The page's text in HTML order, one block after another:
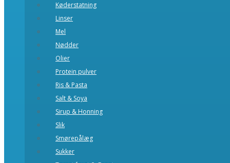
Køderstatning
Linser
Mel
Nødder
Olier
Protein pulver
Ris & Pasta
Salt & Soya
Sirup & Honning
Slik
Smørepålæg
Sukker